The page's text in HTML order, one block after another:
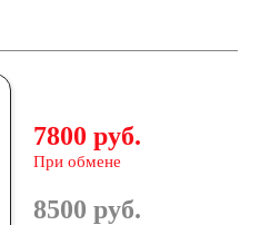
7800 руб.
При обмене
8500 руб.